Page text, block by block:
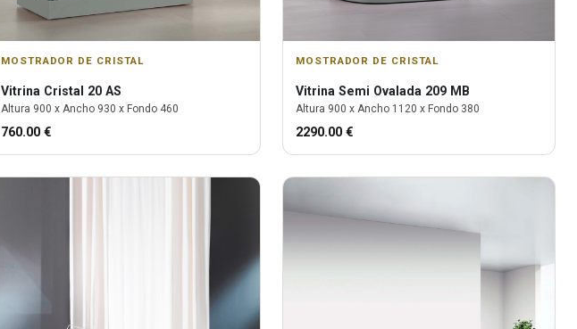
MOSTRADOR DE CRISTAL
Vitrina Cristal 20 AS
Altura 900 x Ancho 930 x Fondo 460
760.00 €
MOSTRADOR DE CRISTAL
Vitrina Semi Ovalada 209 MB
Altura 900 x Ancho 1120 x Fondo 380
2290.00 €